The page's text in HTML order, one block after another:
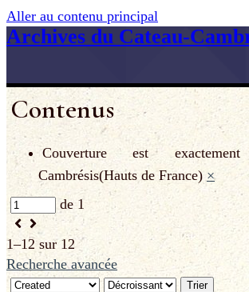
Aller au contenu principal
Archives du Cateau-
Contenus
Couverture est exactement
Cambrésis(Hauts de France) ×
de 1
1–12 sur 12
Recherche avancée
Trier